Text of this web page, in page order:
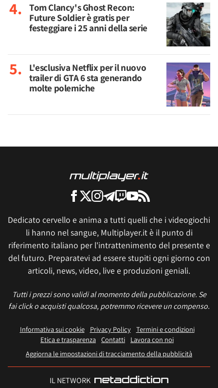
Tom Clancy's Ghost Recon:
Future Soldier è gratis per
festeggiare i 25 anni della serie
L'esclusiva Netflix per il nuovo
trailer di GTA 6 sta generando
molte polemiche
Dedicato cervello e anima a tutti quelli che i videogiochi
li hanno nel sangue, Multiplayer.it è il punto di
riferimento italiano per l'intrattenimento del presente e
del futuro. Preparatevi ad essere stupiti ogni giorno con
articoli, news, video, live e produzioni geniali.
Tutti i prezzi sono validi al momento della pubblicazione. Se
fai click o acquisti qualcosa, potremmo ricevere un compenso.
Informativa sui cookie Privacy Policy
Termini e condizioni
Etica e trasparenza Contatti
Lavora con noi
Aggiorna le impostazioni di tracciamento della pubblicità
IL NETWORK